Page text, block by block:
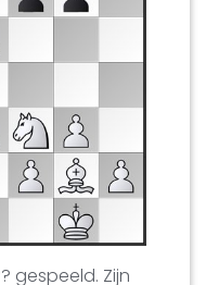
gespeeld. Zijn